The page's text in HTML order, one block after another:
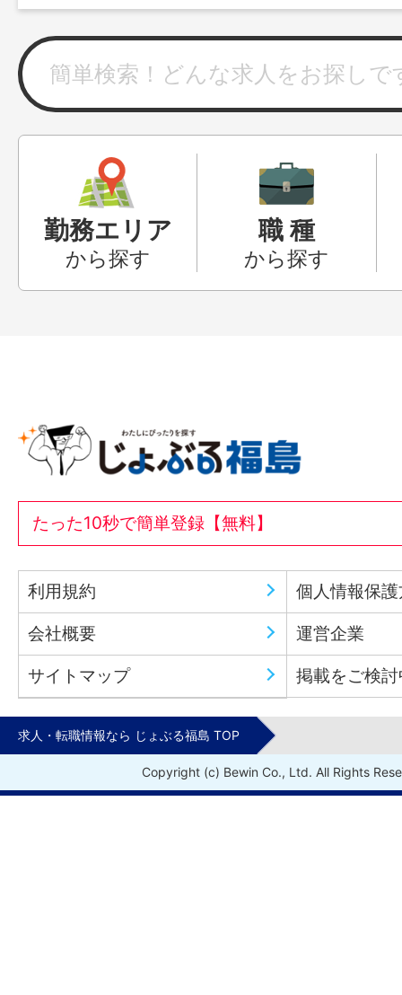
勤務エリア
から探す
職 種
から探す
たった10秒で簡単登録【無料】
利用規約 個人情報保
会社概要 運営企業
サイトマップ 掲載をご検
求人・転職情報なら じょぶる福島 TOP
Copyright (c) Bewin Co., Ltd. All Rights